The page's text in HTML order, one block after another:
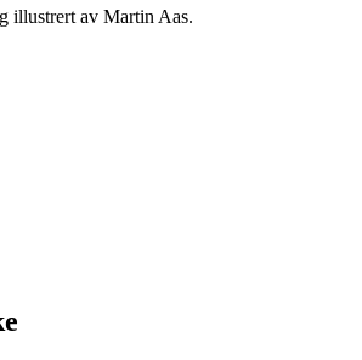
illustrert av Martin Aas.